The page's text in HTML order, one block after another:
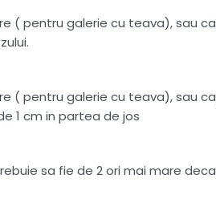
( pentru galerie cu teava), sau
( pentru galerie cu teava), sau
1 cm in partea de jos
sa fie de 2 ori mai mare